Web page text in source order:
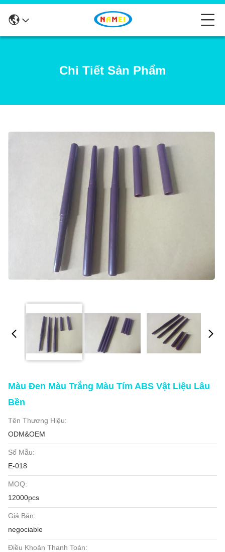
Chi Tiết Sản Phẩm
Màu Đen Màu Trắng Màu Tím ABS Vật Liệu Lâu
Bền
Tên Thương Hiệu:
ODM&OEM
Số Mẫu:
E-018
MOQ:
12000pcs
Giá Bán:
negociable
Điều Khoản Thanh Toán: